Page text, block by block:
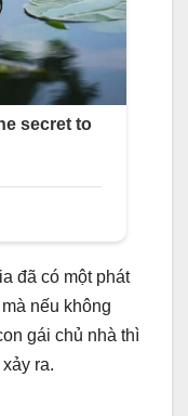
đã có một phát
nếu không
gái chủ nhà thì
ra.